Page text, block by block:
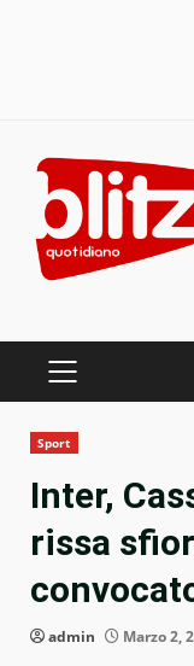
content
PRIMARY
Sport
Inter,
rissa
admin Marzo 2,